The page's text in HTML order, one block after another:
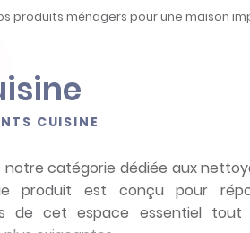
produits ménagers pour une maison
CUISINE
notre catégorie dédiée aux
produit est conçu pour
de cet espace essentiel